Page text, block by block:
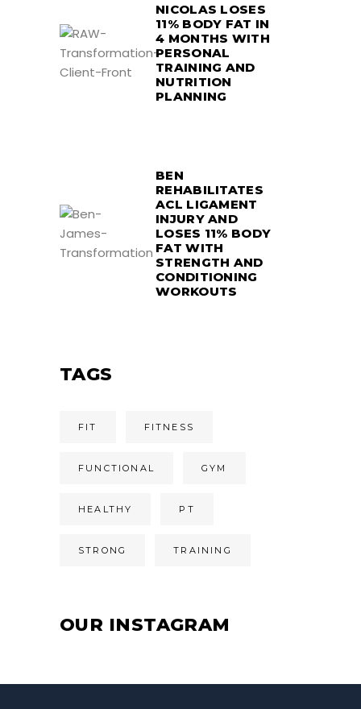
NICOLAS LOSES
11% BODY FAT IN
4 MONTHS WITH
PERSONAL
TRAINING AND
NUTRITION
PLANNING
BEN
REHABILITATES
ACL LIGAMENT
INJURY AND
LOSES 11% BODY
FAT WITH
STRENGTH AND
CONDITIONING
WORKOUTS
TAGS
FIT FITNESS
FUNCTIONAL GYM
HEALTHY PT
STRONG TRAINING
OUR INSTAGRAM